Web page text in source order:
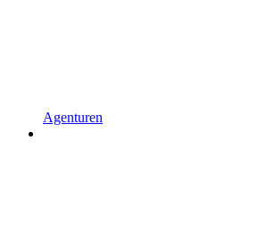
Agenturen